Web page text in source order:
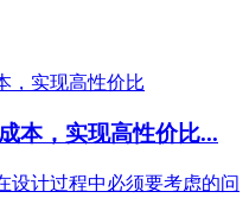
本，实现高性价比...
设计过程中必须要考虑的问